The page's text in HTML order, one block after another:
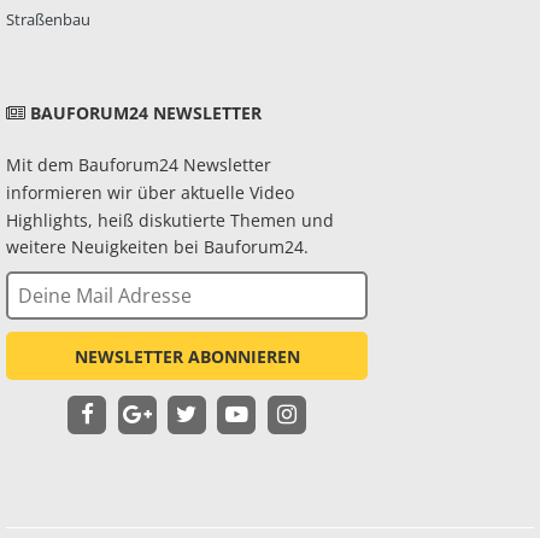
Straßenbau
BAUFORUM24 NEWSLETTER
Mit dem Bauforum24 Newsletter
informieren wir über aktuelle Video
Highlights, heiß diskutierte Themen und
weitere Neuigkeiten bei Bauforum24.
NEWSLETTER ABONNIEREN